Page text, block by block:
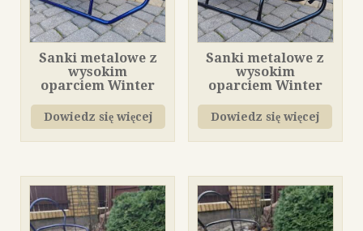
Sanki metalowe z
wysokim
oparciem Winter
Dowiedz się więcej
Sanki metalowe z
wysokim
oparciem Winter
Dowiedz się więcej